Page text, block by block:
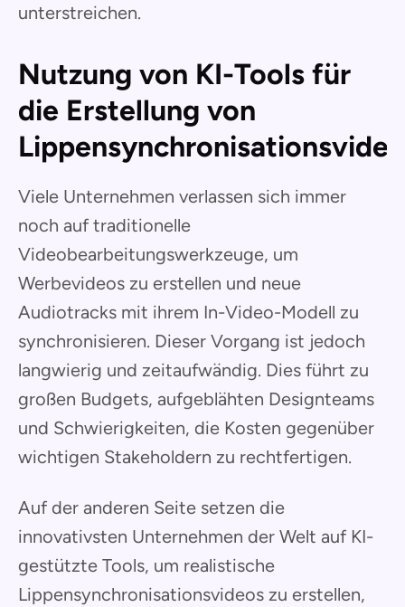
unterstreichen.
Nutzung von KI-Tools für
die Erstellung von
Viele Unternehmen verlassen sich immer
noch auf traditionelle
Videobearbeitungswerkzeuge, um
Werbevideos zu erstellen und neue
Audiotracks mit ihrem In-Video-Modell zu
synchronisieren. Dieser Vorgang ist jedoch
langwierig und zeitaufwändig. Dies führt zu
großen Budgets, aufgeblähten Designteams
und Schwierigkeiten, die Kosten gegenüber
wichtigen Stakeholdern zu rechtfertigen.
Auf der anderen Seite setzen die
innovativsten Unternehmen der Welt auf KI-
gestützte Tools, um realistische
Lippensynchronisationsvideos zu erstellen,